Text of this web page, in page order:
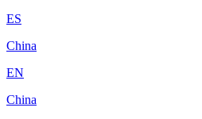
ES
China
EN
China